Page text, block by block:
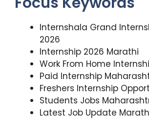
Internshala Grand
2026
Internship 2026 Marathi
Work From Home
Paid Internship
Freshers Internship
Students Jobs
Latest Job Update